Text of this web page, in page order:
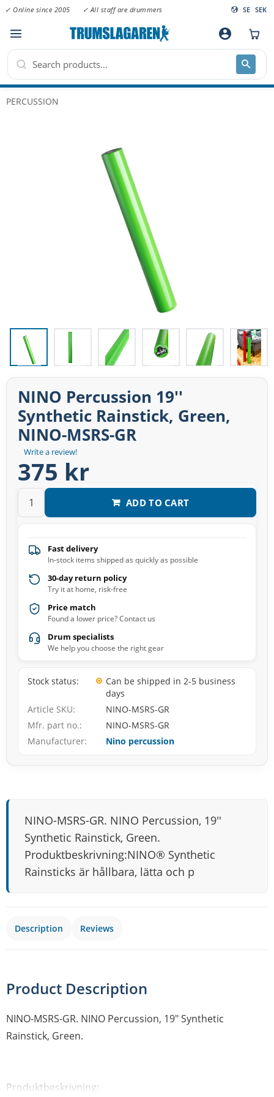
Menu
✓ Online since 2005 ✓ All staff are drummers SE SEK
account_circle
PERCUSSION
Write a review!
NINO Percussion 19''
Synthetic Rainstick, Green,
NINO-MSRS-GR
375 kr
ADD TO CART
Fast delivery
In-stock items shipped as quickly as possible
30-day return policy
Try it at home, risk-free
Price match
Found a lower price? Contact us
Drum specialists
We help you choose the right gear
Stock status
Can be shipped in 2-5 business
days
Article SKU
NINO-MSRS-GR
Mfr. part no.
NINO-MSRS-GR
Manufacturer
Nino percussion
NINO-MSRS-GR. NINO Percussion, 19''
Synthetic Rainstick, Green.
Produktbeskrivning:NINO® Synthetic
Rainsticks är hållbara, lätta och p
Description Reviews
Product Description
NINO-MSRS-GR. NINO Percussion, 19" Synthetic
Rainstick, Green.
Produktbeskrivning: